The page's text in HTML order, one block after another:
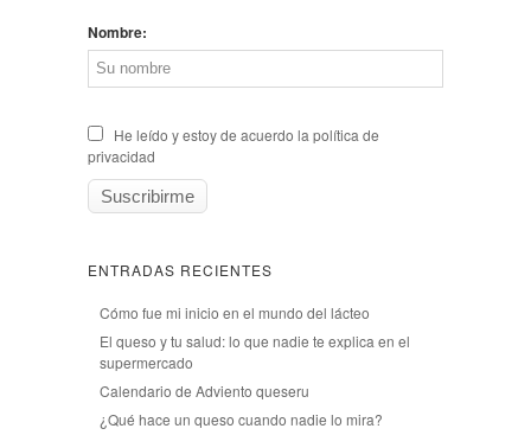
Nombre:
He leído y estoy de acuerdo la política de
privacidad
ENTRADAS RECIENTES
Cómo fue mi inicio en el mundo del lácteo
El queso y tu salud: lo que nadie te explica en el
supermercado
Calendario de Adviento queseru
¿Qué hace un queso cuando nadie lo mira?